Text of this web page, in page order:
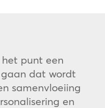
punt een
dat wordt
samenvloeiing
en